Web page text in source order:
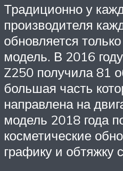
Традиционно у
производителя
обновляется
модель. В 2016
Z250 получила 81
большая часть
направлена на
модель 2018 года
косметические
графику и обтяжку